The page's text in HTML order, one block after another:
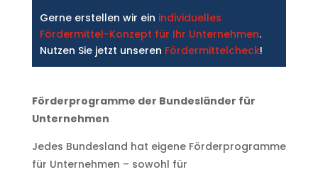
Gerne erstellen wir ein individuelles
Fördermittel-Konzept für Ihr Unternehmen.
Nutzen Sie jetzt unseren Fördermittelcheck!
Förderprogramme der Bundesländer für
Unternehmen
Jedes Bundesland hat eigene Förderprogramme
für Unternehmen – sowohl für